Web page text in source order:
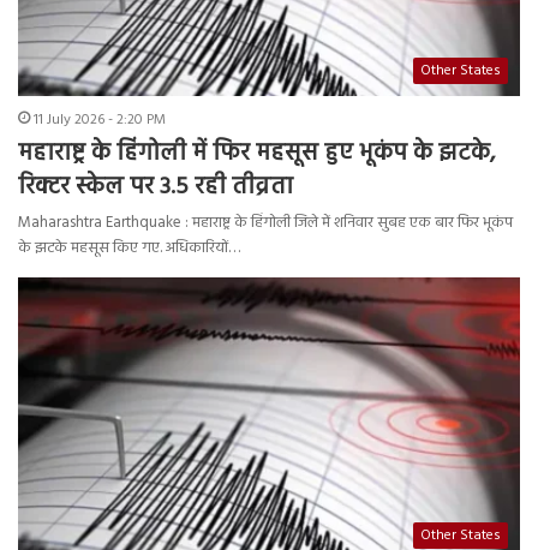
Other States
11 July 2026 - 2:20 PM
महाराष्ट्र के हिंगोली में फिर महसूस हुए भूकंप के झटके,
रिक्टर स्केल पर 3.5 रही तीव्रता
Maharashtra Earthquake : महाराष्ट्र के हिंगोली जिले में शनिवार सुबह एक बार फिर भूकंप
के झटके महसूस किए गए. अधिकारियों…
Other States